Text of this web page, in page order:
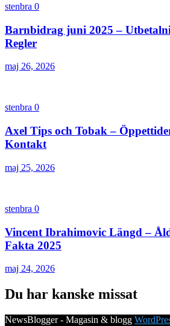
stenbra 0
Barnbidrag juni 2025 –
Regler
maj 26, 2026
stenbra 0
Axel Tips och Tobak –
Kontakt
maj 25, 2026
stenbra 0
Vincent Ibrahimovic Längd –
Fakta 2025
maj 24, 2026
Du har kanske missat
NewsBlogger - Magasin & blogg